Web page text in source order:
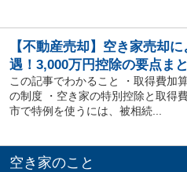
【不動産売却】空き家売却
遇！3,000万円控除の要点ま
この記事でわかること ・取得費加
の制度 ・空き家の特別控除と取得
市で特例を使うには、被相続...
空き家のこと